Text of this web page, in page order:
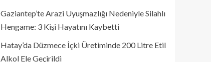
Gaziantep’te Arazi Uyuşmazlığı Nedeniyle Silahlı
Hengame: 3 Kişi Hayatını Kaybetti
Hatay’da Düzmece İçki Üretiminde 200 Litre Etil
Alkol Ele Geçirildi